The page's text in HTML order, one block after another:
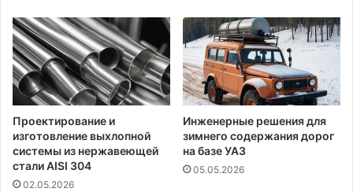
Проектирование и
изготовление выхлопной
системы из нержавеющей
стали AISI 304
02.05.2026
Инженерные решения для
зимнего содержания дорог
на базе УАЗ
05.05.2026